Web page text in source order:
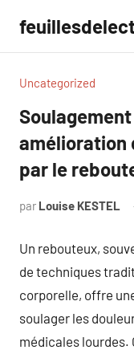
contenu
Uncategorized
amélioration
par le
par Louise KESTEL
Un rebouteux,
de techniques
corporelle, offre
soulager les
médicales lourdes.